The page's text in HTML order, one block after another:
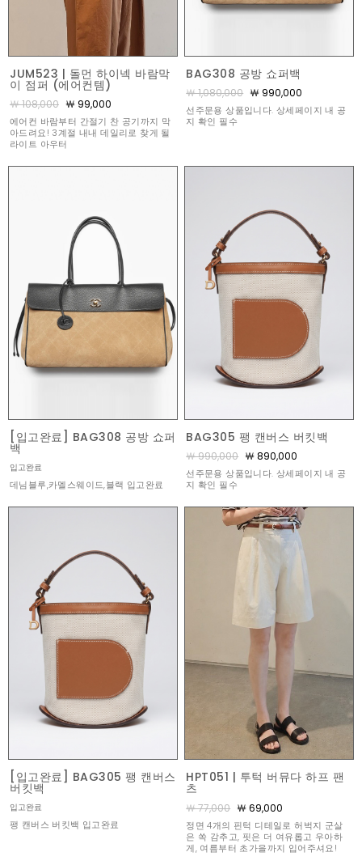
JUM523 | 돌먼 하이넥 바람막
이 점퍼 (에어컨템)
￦ 108,000 ￦ 99,000
에어컨 바람부터 간절기 찬 공기까지 막
아드려요! 3계절 내내 데일리로 찾게 될
라이트 아우터
BAG308 공방 쇼퍼백
￦ 1,080,000 ￦ 990,000
선주문용 상품입니다. 상세페이지 내 공
지 확인 필수
[입고완료] BAG308 공방 쇼퍼
백
입고완료
데님블루,카멜스웨이드,블랙 입고완료
BAG305 팽 캔버스 버킷백
￦ 990,000 ￦ 890,000
선주문용 상품입니다. 상세페이지 내 공
지 확인 필수
[입고완료] BAG305 팽 캔버스
버킷백
입고완료
팽 캔버스 버킷백 입고완료
HPT051 | 투턱 버뮤다 하프 팬
츠
￦ 77,000 ￦ 69,000
정면 4개의 핀턱 디테일로 허벅지 군살
은 쏙 감추고, 핏은 더 여유롭고 우아하
게, 여름부터 초가을까지 입어주셔요!